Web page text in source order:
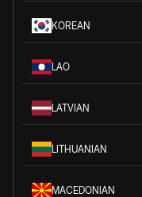
KOREAN
LAO
LATVIAN
LITHUANIAN
MACEDONIAN